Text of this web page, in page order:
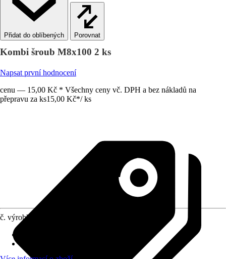
Porovnat
Kombi šroub M8x100 2 ks
Napsat první hodnocení
cenu — 15,00 Kč * Všechny ceny vč. DPH a bez nákladů na
přepravu za ks15,00 Kč*/ ks
č. výrobku